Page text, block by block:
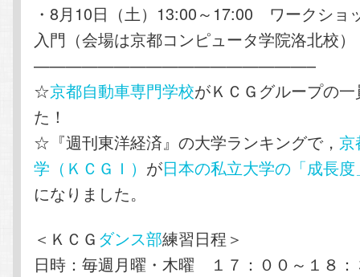
・8月10日（土）13:00～17:00 ワークシ
入門（会場は京都コンピュータ学院洛北校）
—————————————————–
☆京都自動車専門学校がＫＣＧグループの
た！
☆『週刊東洋経済』の大学ランキングで，
学（ＫＣＧＩ） が日本の私立大学の「成長
になりました。
＜ＫＣＧ ダンス部練習日程＞
日時：毎週月曜・木曜 １７：００～１８：